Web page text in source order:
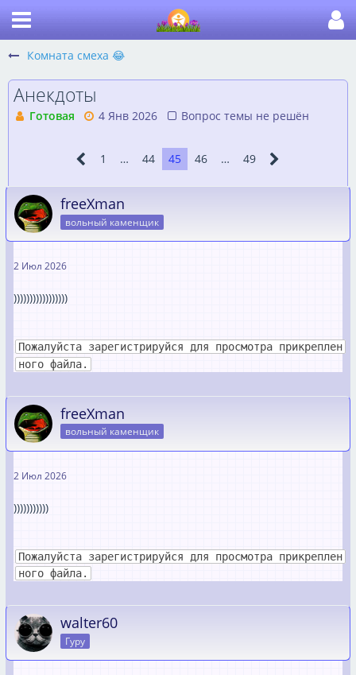
Комната смеха 😂
Анекдоты
Готовая 4 Янв 2026 Вопрос темы не решён
1 … 44 45 46 … 49
freeXman
вольный каменщик
2 Июл 2026
)))))))))))))))))
Пожалуйста зарегистрируйся для просмотра прикреплен
ного файла.
freeXman
вольный каменщик
2 Июл 2026
)))))))))))
Пожалуйста зарегистрируйся для просмотра прикреплен
ного файла.
walter60
Гуру